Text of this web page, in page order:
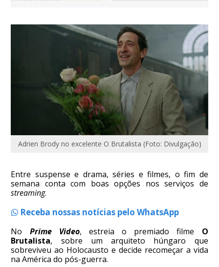
Adrien Brody no excelente O Brutalista (Foto: Divulgação)
Entre suspense e drama, séries e filmes, o fim de
semana conta com boas opções nos serviços de
streaming.
Receba nossas notícias pelo WhatsApp
No Prime Video, estreia o premiado filme O
Brutalista, sobre um arquiteto húngaro que
sobreviveu ao Holocausto e decide recomeçar a vida
na América do pós-guerra.